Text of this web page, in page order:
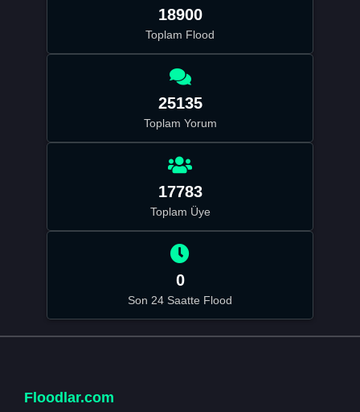
18900
Toplam Flood
25135
Toplam Yorum
17783
Toplam Üye
0
Son 24 Saatte Flood
Floodlar.com